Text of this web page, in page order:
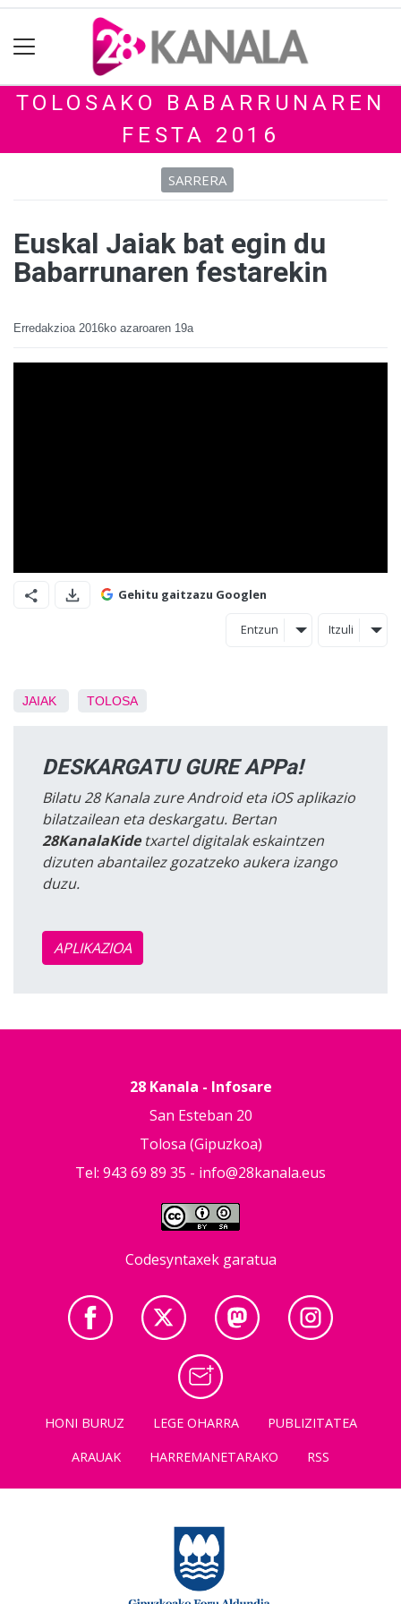
TOLOSAKO BABARRUNAREN
FESTA 2016
SARRERA
Euskal Jaiak bat egin du
Babarrunaren festarekin
Erredakzioa 2016ko azaroaren 19a
Gehitu gaitzazu Googlen
Entzun Itzuli
JAIAK TOLOSA
DESKARGATU GURE APPa!
Bilatu 28 Kanala zure Android eta iOS aplikazio
bilatzailean eta deskargatu. Bertan
28KanalaKidetxartel digitalak eskaintzen
dizuten abantailez gozatzeko aukera izango
duzu.
APLIKAZIOA
28 Kanala - Infosare
San Esteban 20
Tolosa (Gipuzkoa)
Tel: 943 69 89 35 - info@28kanala.eus
Codesyntaxek garatua
HONI BURUZ LEGE OHARRA
PUBLIZITATEA
ARAUAK
HARREMANETARAKO RSS